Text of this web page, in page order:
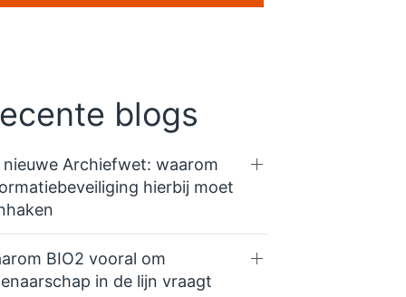
blogs
nieuwe Archiefwet: waarom
hierbij moet
BIO2 vooral om
in de lijn vraagt